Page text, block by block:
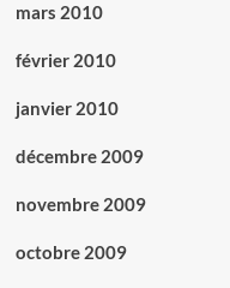
mars 2010
février 2010
janvier 2010
décembre 2009
novembre 2009
octobre 2009